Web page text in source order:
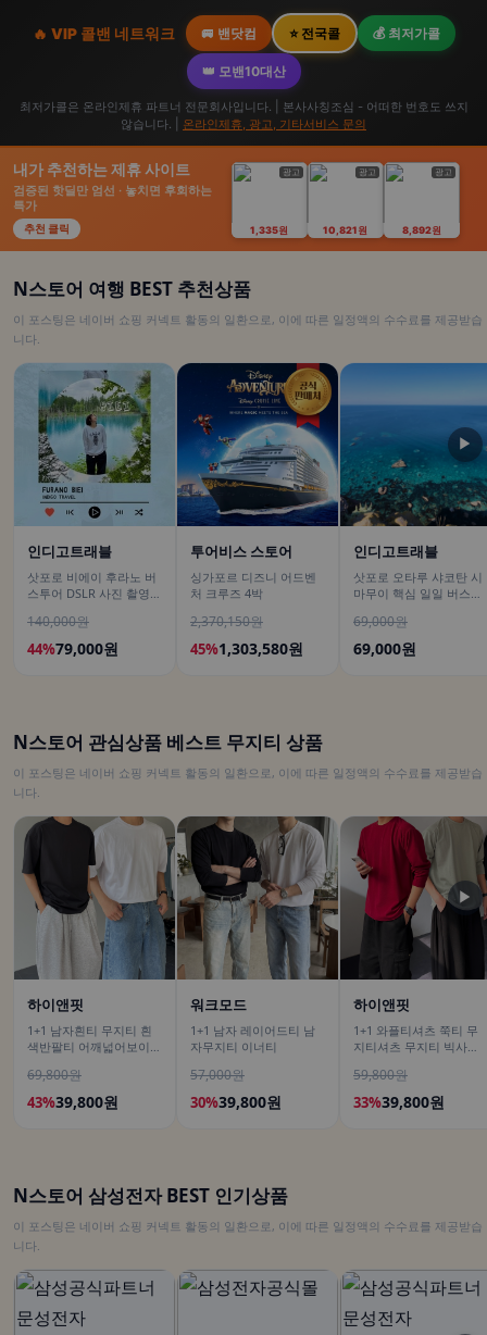
🔥 VIP 콜밴 네트워크 🚐 밴닷컴 ⭐ 전국콜 💰 최저가콜
👑 모밴10대산
최저가콜은 온라인제휴 파트너 전문회사입니다. | 본사사칭조심 - 어떠한 번호도 쓰지
않습니다. | 온라인제휴, 광고, 기타서비스 문의
내가 추천하는 제휴 사이트
검증된 핫딜만 엄선 · 놓치면 후회하는
특가
추천 클릭
광고
1,335원
광고
10,821원
광고
8,892원
N스토어 여행 BEST 추천상품
이 포스팅은 네이버 쇼핑 커넥트 활동의 일환으로, 이에 따른 일정액의 수수료를 제공받습
니다.
인디고트래블
삿포로 비에이 후라노 버
스투어 DSLR 사진 촬영
140,000원
44%79,000원
투어비스 스토어
싱가포르 디즈니 어드벤
처 크루즈 4박
2,370,150원
45%1,303,580원
인디고트래블
삿포로 오타루 샤코탄 시
마무이 핵심 일일 버스투
69,000원
69,000원
▶
N스토어 관심상품 베스트 무지티 상품
이 포스팅은 네이버 쇼핑 커넥트 활동의 일환으로, 이에 따른 일정액의 수수료를 제공받습
니다.
하이앤핏
1+1 남자흰티 무지티 흰
색반팔티 어깨넓어보이는
69,800원
43%39,800원
워크모드
1+1 남자 레이어드티 남
자무지티 이너티
57,000원
30%39,800원
하이앤핏
1+1 와플티셔츠 쭉티 무
지티셔츠 무지티 빅사이
59,800원
33%39,800원
▶
N스토어 삼성전자 BEST 인기상품
이 포스팅은 네이버 쇼핑 커넥트 활동의 일환으로, 이에 따른 일정액의 수수료를 제공받습
니다.